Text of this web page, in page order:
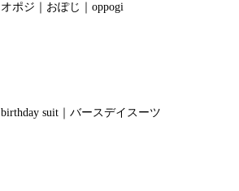
オポジ｜おぽじ｜oppogi
birthday suit｜バースデイスーツ